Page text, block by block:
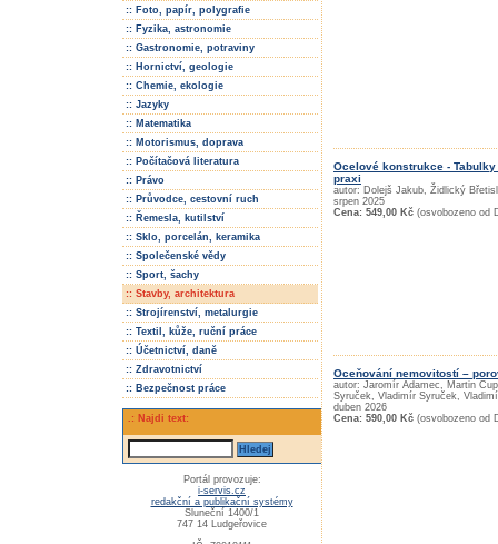
:: Foto, papír, polygrafie
:: Fyzika, astronomie
:: Gastronomie, potraviny
:: Hornictví, geologie
:: Chemie, ekologie
:: Jazyky
:: Matematika
:: Motorismus, doprava
:: Počítačová literatura
:: Právo
:: Průvodce, cestovní ruch
:: Řemesla, kutilství
:: Sklo, porcelán, keramika
:: Společenské vědy
:: Sport, šachy
:: Stavby, architektura
:: Strojírenství, metalurgie
:: Textil, kůže, ruční práce
:: Účetnictví, daně
:: Zdravotnictví
:: Bezpečnost práce
.: Najdi text:
Portál provozuje:
i-servis.cz
redakční a publikační systémy
Sluneční 1400/1
747 14 Ludgeřovice
Ocelové konstrukce -
praxi
autor: Dolejš Jakub, Židlický
srpen 2025
Cena: 549,00 Kč (osvobozeno od
Oceňování nemovitostí –
autor: Jaromír Adamec, Martin
Syruček, Vladimír Syruček,
duben 2026
Cena: 590,00 Kč (osvobozeno od